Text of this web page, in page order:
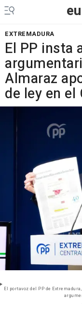
EXTREMADURA
El PP insta
Almaraz
de ley en el
El portavoz del PP de